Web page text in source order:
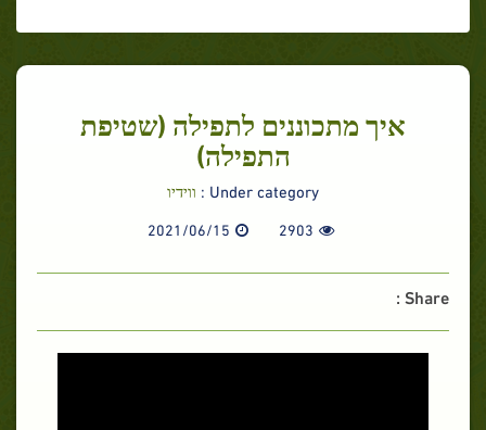
איך מתכוננים לתפילה (שטיפת
התפילה)
Under category : ווידיו
2903
2021/06/15
Share :